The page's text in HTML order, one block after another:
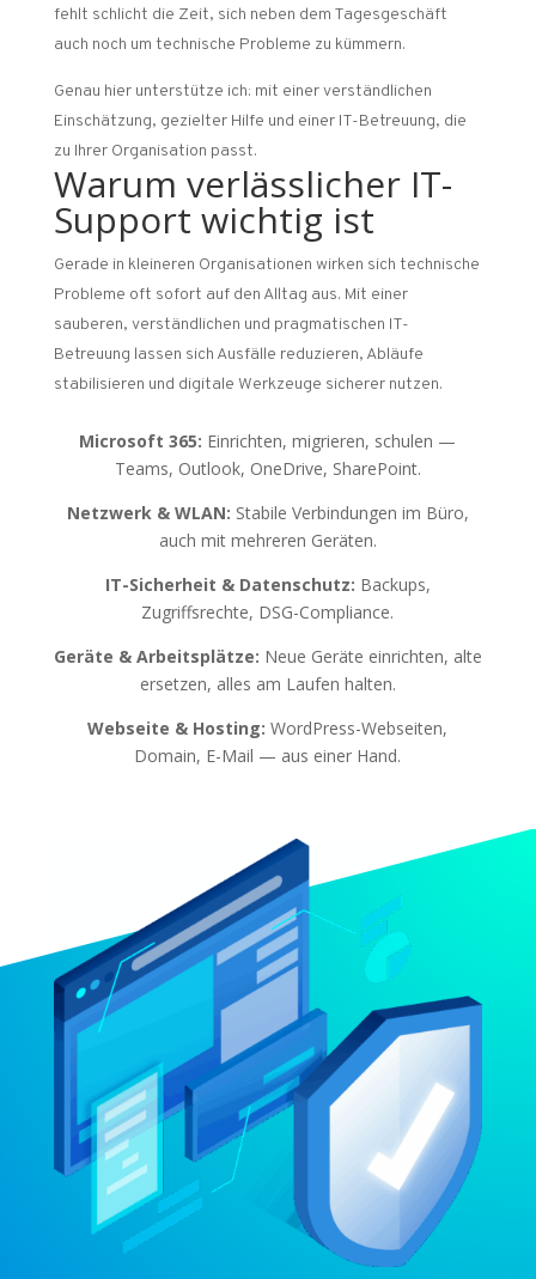
fehlt schlicht die Zeit, sich neben dem Tagesgeschäft
auch noch um technische Probleme zu kümmern.
Genau hier unterstütze ich: mit einer verständlichen
Einschätzung, gezielter Hilfe und einer IT-Betreuung, die
zu Ihrer Organisation passt.
Warum verlässlicher IT-
Support wichtig ist
Gerade in kleineren Organisationen wirken sich technische
Probleme oft sofort auf den Alltag aus. Mit einer
sauberen, verständlichen und pragmatischen IT-
Betreuung lassen sich Ausfälle reduzieren, Abläufe
stabilisieren und digitale Werkzeuge sicherer nutzen.
Microsoft 365: Einrichten, migrieren, schulen —
Teams, Outlook, OneDrive, SharePoint.
Netzwerk & WLAN: Stabile Verbindungen im Büro,
auch mit mehreren Geräten.
IT-Sicherheit & Datenschutz: Backups,
Zugriffsrechte, DSG-Compliance.
Geräte & Arbeitsplätze: Neue Geräte einrichten, alte
ersetzen, alles am Laufen halten.
Webseite & Hosting: WordPress-Webseiten,
Domain, E-Mail — aus einer Hand.